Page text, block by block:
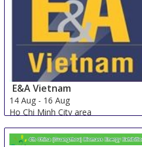
E&A Vietnam
14 Aug - 16 Aug
Ho Chi Minh City area